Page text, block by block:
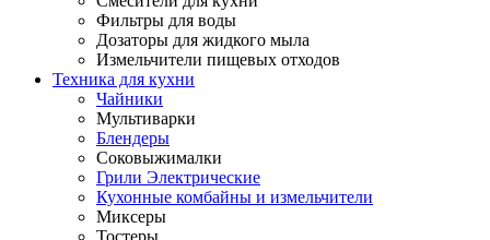
Фильтры для воды
Дозаторы для жидкого мыла
Измельчители пищевых отходов
Техника для кухни
Чайники
Мультиварки
Блендеры
Соковыжималки
Грили Электрические
Кухонные комбайны и измельчители
Миксеры
Тостеры